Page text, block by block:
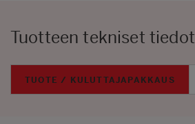
Tuotteen tekniset tiedot
TUOTE / KULUTTAJAPAKKAUS